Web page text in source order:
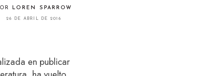
LOREN SPARROW
26 DE ABRIL DE 2016
en publicar